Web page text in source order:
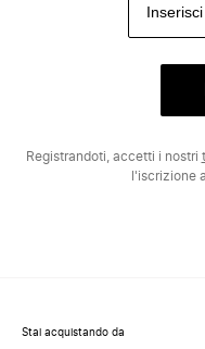
Registrandoti, accetti i nostri
l'iscrizione
Stai acquistando da